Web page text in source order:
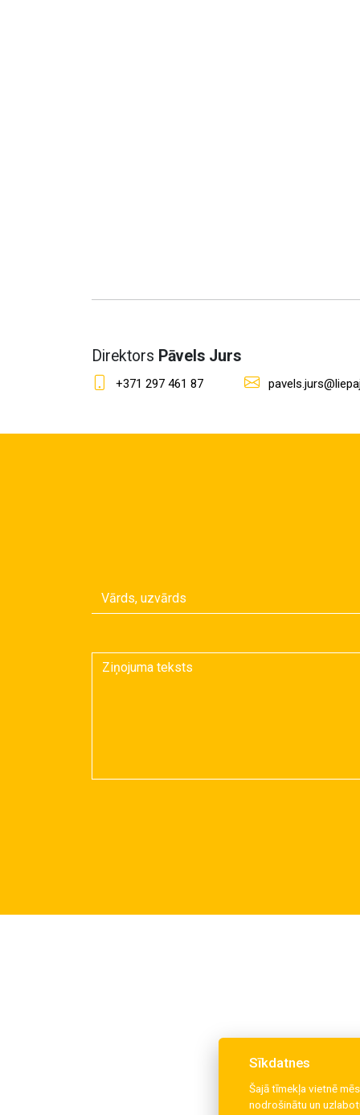
Direktors Pāvels Jurs
+371 297 461 87
Sīkdatnes
Šajā tīmekļa vietnē
nodrošinātu un